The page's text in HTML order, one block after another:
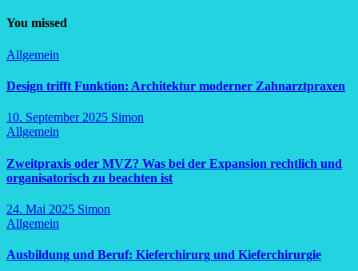
You missed
Allgemein
Design trifft Funktion: Architektur moderner Zahnarztpraxen
10. September 2025 Simon
Allgemein
Zweitpraxis oder MVZ? Was bei der Expansion rechtlich und
organisatorisch zu beachten ist
24. Mai 2025 Simon
Allgemein
Ausbildung und Beruf: Kieferchirurg und Kieferchirurgie